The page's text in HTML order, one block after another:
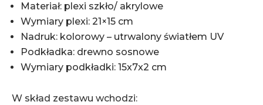
Materiał: plexi szkło/ akrylowe
Wymiary plexi: 21×15 cm
Nadruk: kolorowy – utrwalony światłem UV
Podkładka: drewno sosnowe
Wymiary podkładki: 15x7x2 cm
W skład zestawu wchodzi: